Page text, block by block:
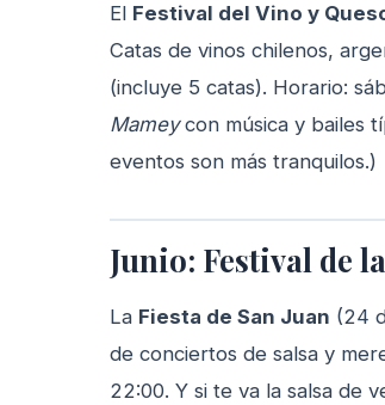
El Festival del Vino y
Catas de vinos chilenos,
(incluye 5 catas). Horario:
Mameycon música y bailes
eventos son más tranquilos.)
Junio: Festival de
La Fiesta de San Juan (24
de conciertos de salsa y
22:00. Y si te va la salsa de